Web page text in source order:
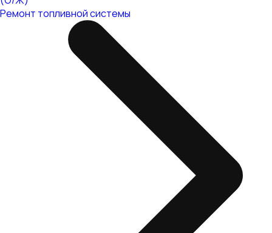
Ремонт топливной системы